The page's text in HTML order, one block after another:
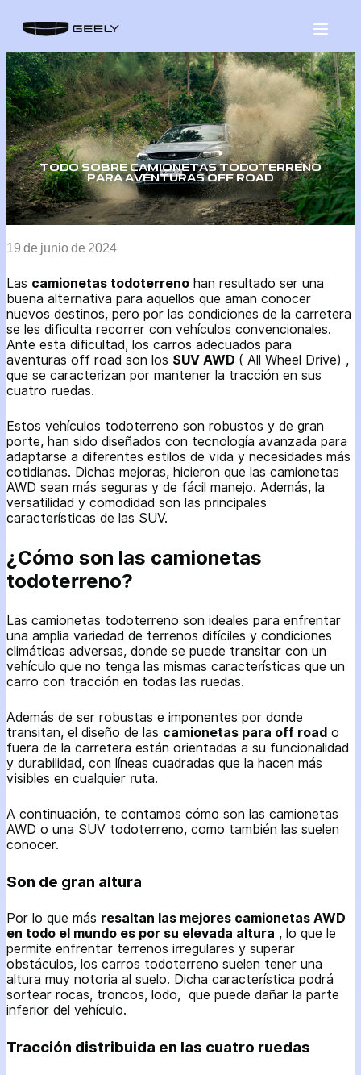
TODO SOBRE CAMIONETAS TODOTERRENO
PARA AVENTURAS OFF ROAD
19 de junio de 2024
Las camionetas todoterreno han resultado ser una
buena alternativa para aquellos que aman conocer
nuevos destinos, pero por las condiciones de la carretera
se les dificulta recorrer con vehículos convencionales.
Ante esta dificultad, los carros adecuados para
aventuras off road son los SUV AWD ( All Wheel Drive) ,
que se caracterizan por mantener la tracción en sus
cuatro ruedas.
Estos vehículos todoterreno son robustos y de gran
porte, han sido diseñados con tecnología avanzada para
adaptarse a diferentes estilos de vida y necesidades más
cotidianas. Dichas mejoras, hicieron que las camionetas
AWD sean más seguras y de fácil manejo. Además, la
versatilidad y comodidad son las principales
características de las SUV.
¿Cómo son las camionetas
todoterreno?
Las camionetas todoterreno son ideales para enfrentar
una amplia variedad de terrenos difíciles y condiciones
climáticas adversas, donde se puede transitar con un
vehículo que no tenga las mismas características que un
carro con tracción en todas las ruedas.
Además de ser robustas e imponentes por donde
transitan, el diseño de las camionetas para off road o
fuera de la carretera están orientadas a su funcionalidad
y durabilidad, con líneas cuadradas que la hacen más
visibles en cualquier ruta.
A continuación, te contamos cómo son las camionetas
AWD o una SUV todoterreno, como también las suelen
conocer.
Son de gran altura
Por lo que más resaltan las mejores camionetas AWD
en todo el mundo es por su elevada altura , lo que le
permite enfrentar terrenos irregulares y superar
obstáculos, los carros todoterreno suelen tener una
altura muy notoria al suelo. Dicha característica podrá
sortear rocas, troncos, lodo, que puede dañar la parte
inferior del vehículo.
Tracción distribuida en las cuatro ruedas